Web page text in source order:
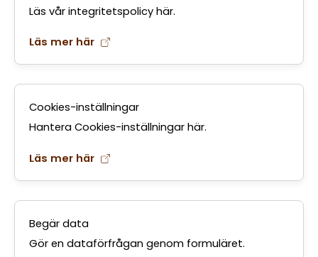
Läs vår integritetspolicy här.
Läs mer här
Cookies-inställningar
Hantera Cookies-inställningar här.
Läs mer här
Begär data
Gör en dataförfrågan genom formuläret.